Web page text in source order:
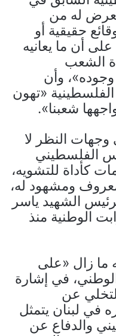
له من
حقيقية أو
أن ما يعانيه
الشعب
وأن
«تهون
شعبنا».
وجهات النظر لا
الفلسطيني
كأداة للتشويه،
ومشهود له،
الشهيد ياسر
الوطنية منذ
ما زال «على
في إشارة
عن
في لبنان يتمثل
والدفاع عن